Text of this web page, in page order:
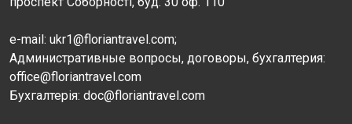
e-mail: ukr1@floriantravel.com;
Административные вопросы, договоры, бухгалтерия:
office@floriantravel.com
Бухгалтерія: doc@floriantravel.com